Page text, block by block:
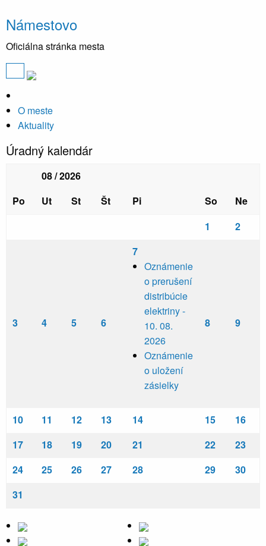
Námestovo
Oficiálna stránka mesta
O meste
Aktuality
Úradný kalendár
08 / 2026
Po
Ut St Št Pi So
Ne
1
2
3 4 5 6
7
Oznámenie
o prerušení
distribúcie
elektriny -
10. 08.
2026
Oznámenie
o uložení
zásielky
8 9
10 11 12 13 14 15
16
17
18 19 20 21 22
23
24
25 26 27 28 29
30
31